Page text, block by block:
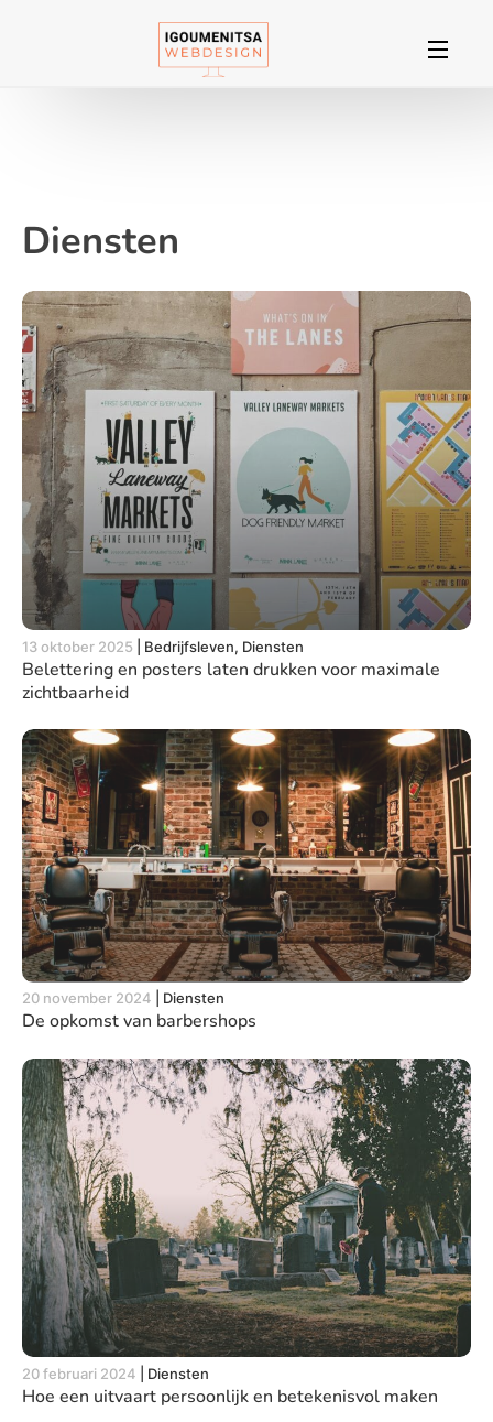
Diensten
13 oktober 2025 Bedrijfsleven, Diensten
Belettering en posters laten drukken voor maximale
zichtbaarheid
20 november 2024 Diensten
De opkomst van barbershops
20 februari 2024 Diensten
Hoe een uitvaart persoonlijk en betekenisvol maken